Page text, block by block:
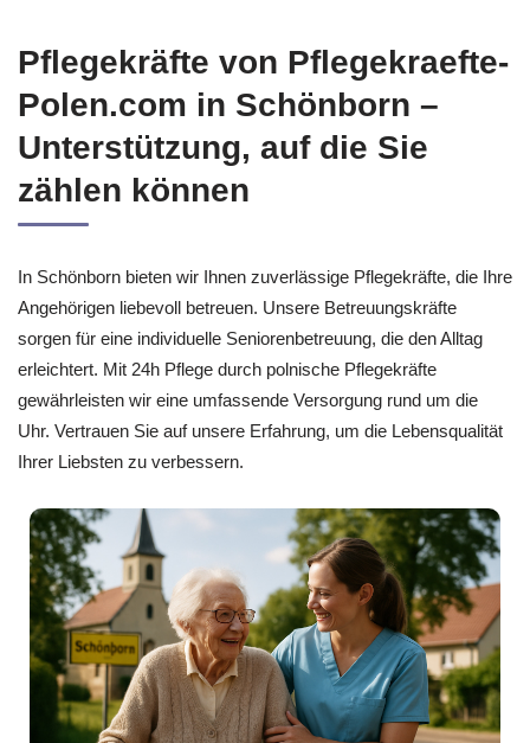
Pflegekräfte von Pflegekraefte-
Polen.com in Schönborn –
Unterstützung, auf die Sie
zählen können
In Schönborn bieten wir Ihnen zuverlässige Pflegekräfte, die Ihre
Angehörigen liebevoll betreuen. Unsere Betreuungskräfte
sorgen für eine individuelle Seniorenbetreuung, die den Alltag
erleichtert. Mit 24h Pflege durch polnische Pflegekräfte
gewährleisten wir eine umfassende Versorgung rund um die
Uhr. Vertrauen Sie auf unsere Erfahrung, um die Lebensqualität
Ihrer Liebsten zu verbessern.